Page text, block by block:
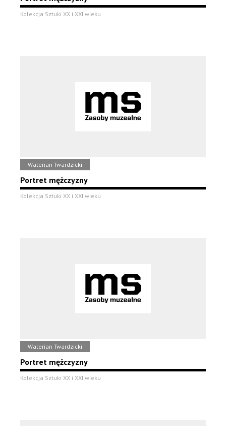
Kolekcja Sztuki XX i XXI wieku
Walerian Twardzicki
Portret mężczyzny
Kolekcja Sztuki XX i XXI wieku
Walerian Twardzicki
Portret mężczyzny
Kolekcja Sztuki XX i XXI wieku